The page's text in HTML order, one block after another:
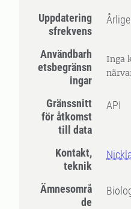
Uppdatering
sfrekvens
Användbarh
etsbegränsn
ingar
Inga
Gränssnitt
för åtkomst
till data
API
Kontakt,
teknik
Ämnesområ
de